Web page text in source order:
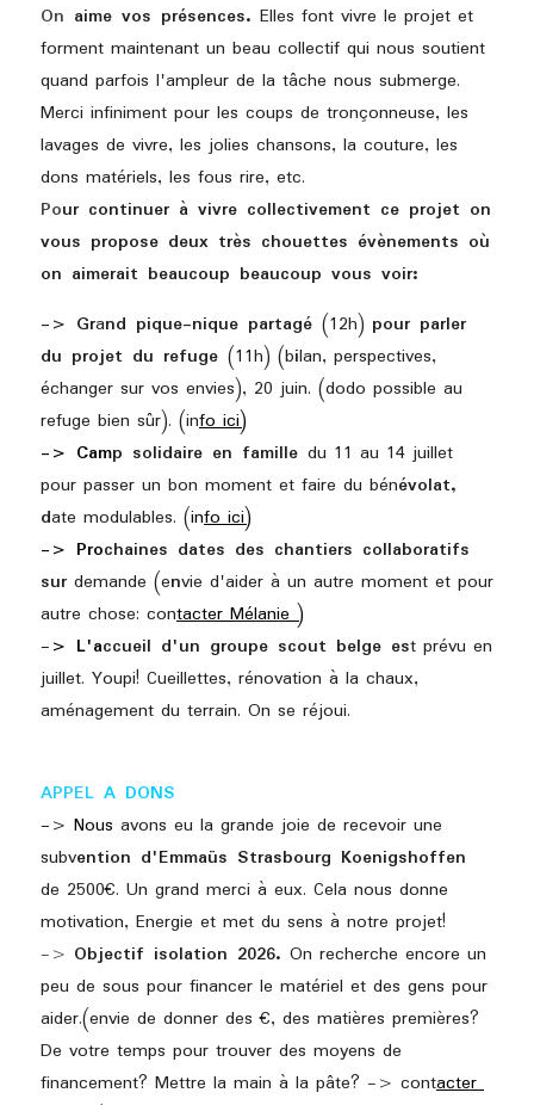
On aime vos présences. Elles font vivre le projet et
forment maintenant un beau collectif qui nous soutient
quand parfois l'ampleur de la tâche nous submerge.
Merci infiniment pour les coups de tronçonneuse, les
lavages de vivre, les jolies chansons, la couture, les
dons matériels, les fous rire, etc.
Pour continuer à vivre collectivement ce projet on
vous propose deux très chouettes évènements où
on aimerait beaucoup beaucoup vous voir:
-> Grand pique-nique partagé (12h) pour parler
du projet du refuge (11h) (bilan, perspectives,
échanger sur vos envies), 20 juin. (dodo possible au
refuge bien sûr). (info ici)
-> Camp solidaire en famille du 11 au 14 juillet
pour passer un bon moment et faire du bénévolat,
date modulables. (info ici)
-> Prochaines dates des chantiers collaboratifs
sur demande (envie d'aider à un autre moment et pour
autre chose: contacter Mélanie )
-> L'accueil d'un groupe scout belge est prévu en
juillet. Youpi! Cueillettes, rénovation à la chaux,
aménagement du terrain. On se réjoui.
APPEL A DONS
-> Nous avons eu la grande joie de recevoir une
subv
de 2500€. Un grand merci à eux. Cela nous donne
motivation, Energie et met du sens à notre projet!
-> Objectif isolation 2026. On recherche encore un
peu de sous pour financer le matériel et des gens pour
aider.(envie de donner des €, des matières premières?
De votre temps pour trouver des moyens de
financement? Mettre la main à la pâte? -> contacter